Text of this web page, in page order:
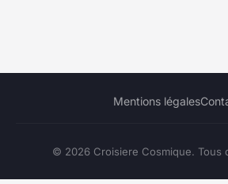
Mentions légales
© 2026 Croisiere Cosmique. Tous